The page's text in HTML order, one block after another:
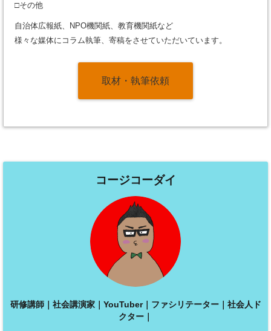
□その他
自治体広報紙、NPO機関紙、教育機関紙など
様々な媒体にコラム執筆、寄稿をさせていただいています。
取材・執筆依頼
コージコーダイ
研修講師｜社会講演家｜YouTuber｜ファシリテーター｜社会人ド
クター｜